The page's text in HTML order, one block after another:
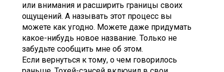
или внимания и расширить границы своих
ощущений. А называть этот процесс вы
можете как угодно. Можете даже придумать
какое-нибудь новое название. Только не
забудьте сообщить мне об этом.
Если вернуться к тому, о чем говорилось